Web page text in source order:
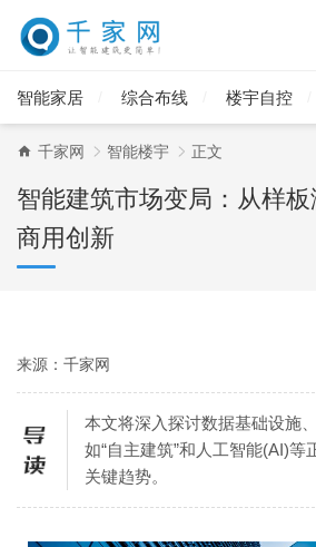
智能家居 综合布线 楼宇自控
千家网 智能楼宇 正文
智能建筑市场变局：从样
商用创新
来源：千家网
本文将深入探讨数据基础设施
如“自主建筑”和人工智能(AI)等
关键趋势。